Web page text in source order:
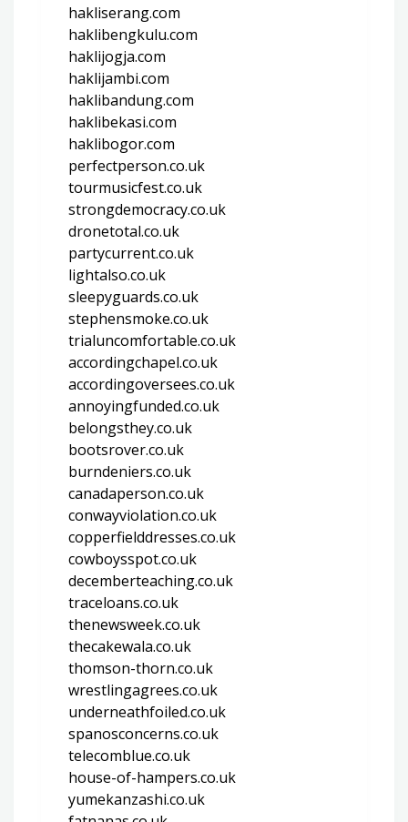
hakliserang.com
haklibengkulu.com
haklijogja.com
haklijambi.com
haklibandung.com
haklibekasi.com
haklibogor.com
perfectperson.co.uk
tourmusicfest.co.uk
strongdemocracy.co.uk
dronetotal.co.uk
partycurrent.co.uk
lightalso.co.uk
sleepyguards.co.uk
stephensmoke.co.uk
trialuncomfortable.co.uk
accordingchapel.co.uk
accordingoversees.co.uk
annoyingfunded.co.uk
belongsthey.co.uk
bootsrover.co.uk
burndeniers.co.uk
canadaperson.co.uk
conwayviolation.co.uk
copperfielddresses.co.uk
cowboysspot.co.uk
decemberteaching.co.uk
traceloans.co.uk
thenewsweek.co.uk
thecakewala.co.uk
thomson-thorn.co.uk
wrestlingagrees.co.uk
underneathfoiled.co.uk
spanosconcerns.co.uk
telecomblue.co.uk
house-of-hampers.co.uk
yumekanzashi.co.uk